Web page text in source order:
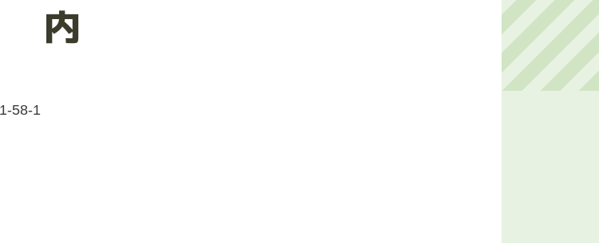
内
58-1